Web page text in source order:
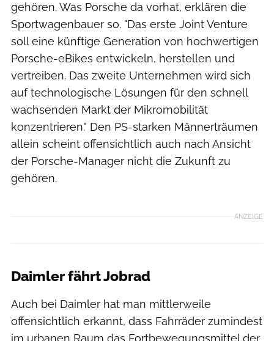
gehören. Was Porsche da vorhat, erklären die
Sportwagenbauer so. "Das erste Joint Venture
soll eine künftige Generation von hochwertigen
Porsche-eBikes entwickeln, herstellen und
vertreiben. Das zweite Unternehmen wird sich
auf technologische Lösungen für den schnell
wachsenden Markt der Mikromobilität
konzentrieren." Den PS-starken Männerträumen
allein scheint offensichtlich auch nach Ansicht
der Porsche-Manager nicht die Zukunft zu
gehören.
ANZEIGE
Daimler fährt Jobrad
Auch bei Daimler hat man mittlerweile
offensichtlich erkannt, dass Fahrräder zumindest
im urbanen Raum das Fortbewegungsmittel der